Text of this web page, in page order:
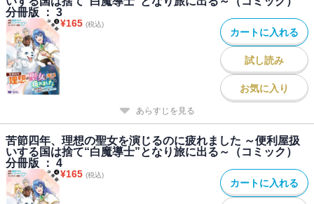
分冊版 ： 3
¥165 (税込)
カートに入れる
試し読み
お気に入り
あらすじを見る
苦節四年、理想の聖女を演じるのに疲れました ～便利屋扱
いする国は捨て“白魔導士”となり旅に出る～（コミック）
分冊版 ： 4
¥165 (税込)
カートに入れる